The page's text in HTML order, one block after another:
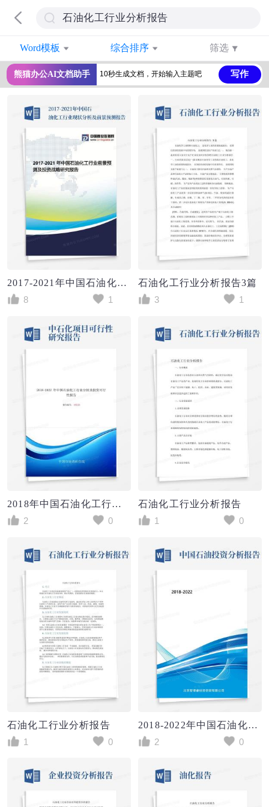
Word模板 综合排序 筛选
熊猫办公AI文档助手 写作
2017-2021年中国石油化工行业现状分析及前景预测报告
8
1
石油化工行业分析报告3篇
3
1
2018年中国石油化工行业分析及投资可行性报告目录
2
0
石油化工行业分析报告
1
0
石油化工行业分析报告
1
0
2018-2022年中国石油化工行业运营态势与投资前景预测分析报告(目录)
2
0